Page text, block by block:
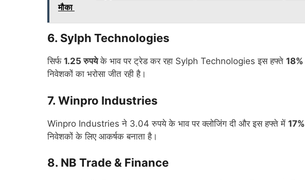
मौका
6. Sylph Technologies
सिर्फ 1.25 रुपयेके भाव पर ट्रेड कर रहा Sylph Technologies इस हफ्ते 18%
निवेशकों का भरोसा जीत रही है।
7. Winpro Industries
Winpro Industries ने 3.04 रुपये के भाव पर क्लोजिंग दी और इस हफ्ते में 17%
निवेशकों के लिए आकर्षक बनाता है।
8. NB Trade & Finance